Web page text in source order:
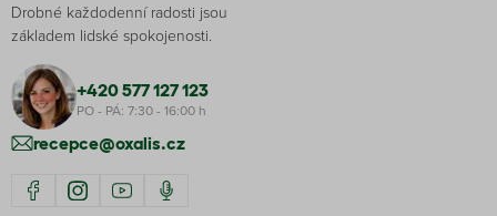
Drobné každodenní radosti jsou
základem lidské spokojenosti.
+420 577 127 123
PO - PÁ: 7:30 - 16:00 h
recepce@oxalis.cz